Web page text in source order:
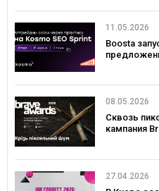
11.05.2026
Boosta
08.05.2026
Сквозь
кампания
27.04.2026